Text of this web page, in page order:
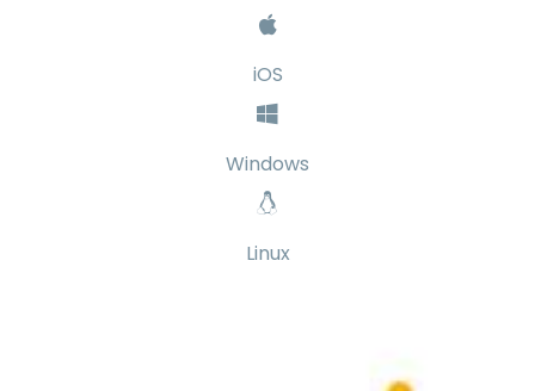
iOS
Windows
Linux